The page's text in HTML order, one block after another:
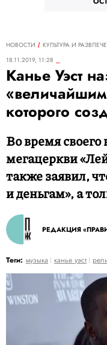
НОВОСТИ
КУЛЬТУРА И
18.11.2019, 11:28
Канье Уэст
которого
Во время
мегацеркви
также заявил,
и деньгам», а
РЕДАКЦИЯ
Теги: музыка канье уэст